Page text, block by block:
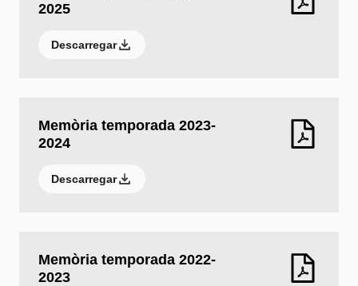
2025
Descarregar
Memòria temporada 2023-
2024
Descarregar
Memòria temporada 2022-
2023